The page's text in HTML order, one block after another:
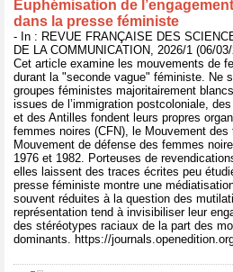
Euphémisation de
dans la presse féministe
- In : REVUE FRANÇAISE DES
DE LA COMMUNICATION, 2026/1 (06/
Cet article examine les mouvements de
durant la "seconde vague" féministe. Ne
groupes féministes majoritairement
issues de l’immigration postcoloniale,
et des Antilles fondent leurs propres
femmes noires (CFN), le Mouvement
Mouvement de défense des femmes
1976 et 1982. Porteuses de
elles laissent des traces écrites peu
presse féministe montre une
souvent réduites à la question des
représentation tend à invisibiliser leur
des stéréotypes raciaux de la part des
dominants. https://